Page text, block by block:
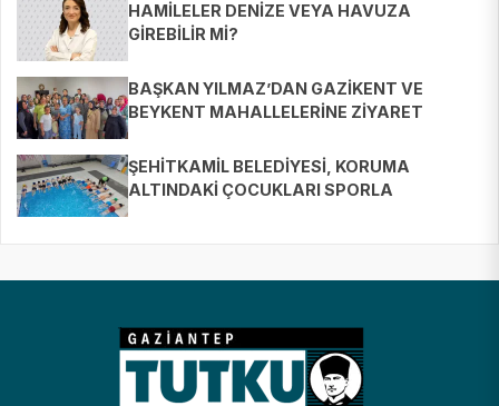
HAMİLELER DENİZE VEYA HAVUZA
GİREBİLİR Mİ?
BAŞKAN YILMAZ’DAN GAZİKENT VE
BEYKENT MAHALLELERİNE ZİYARET
ŞEHİTKAMİL BELEDİYESİ, KORUMA
ALTINDAKİ ÇOCUKLARI SPORLA